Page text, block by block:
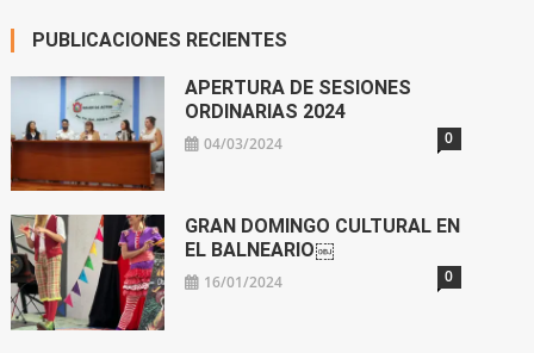
PUBLICACIONES RECIENTES
APERTURA DE SESIONES
ORDINARIAS 2024
04/03/2024 0
GRAN DOMINGO CULTURAL EN
EL BALNEARIO￼
16/01/2024 0